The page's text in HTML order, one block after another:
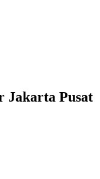
Jakarta Pusat